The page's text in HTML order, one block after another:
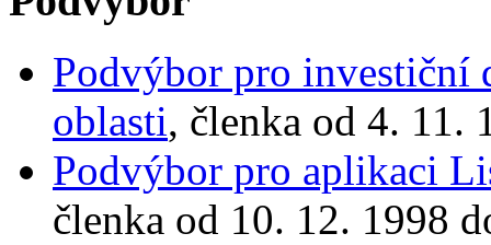
Podvýbor pro investiční
oblasti, členka od 4. 11.
Podvýbor pro aplikaci
členka od 10. 12. 1998